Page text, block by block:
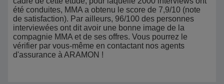
été conduites, MMA a obtenu le score de 7,9/10 (note
de satisfaction). Par ailleurs, 96/100 des personnes
interviewées ont dit avoir une bonne image de la
compagnie MMA et de ses offres. Vous pourrez le
vérifier par vous-même en contactant nos agents
d'assurance à ARAMON !